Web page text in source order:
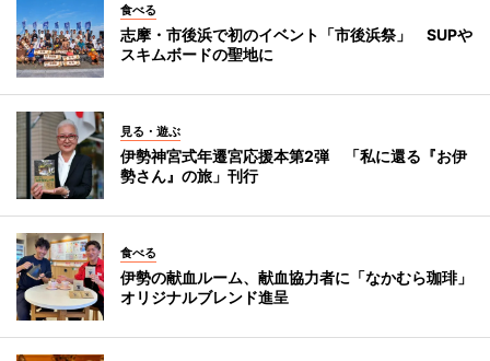
食べる
志摩・市後浜で初のイベント「市後浜祭」 SUPや
スキムボードの聖地に
見る・遊ぶ
伊勢神宮式年遷宮応援本第2弾 「私に還る『お伊
勢さん』の旅」刊行
食べる
伊勢の献血ルーム、献血協力者に「なかむら珈琲」
オリジナルブレンド進呈